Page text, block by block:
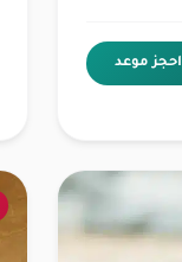
احجز موعد